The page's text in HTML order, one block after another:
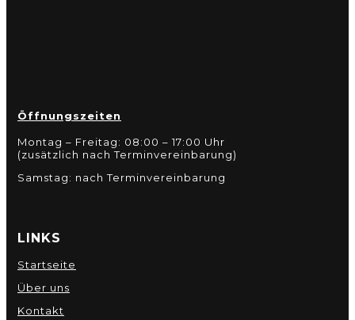
Öffnungszeiten
Montag – Freitag: 08:00 – 17:00 Uhr
(zusätzlich nach Terminvereinbarung)
Samstag: nach Terminvereinbarung
LINKS
Startseite
Über uns
Kontakt